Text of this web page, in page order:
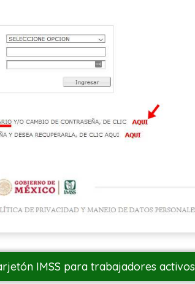
IMSS para trabajadores activos